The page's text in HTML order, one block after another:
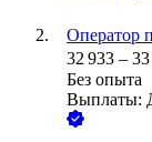
Оператор
32 933 –
Без опыта
Выплаты: